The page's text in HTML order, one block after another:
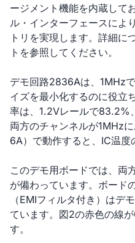
ージメント機能を内蔵して
ル・インターフェースによ
トリを実現します。詳細に
トを参照してください。
デモ回路2836Aは、1MHz
イズを最小化するのに役立
率は、1.2Vレールで83.2%
両方のチャンネルが1MHz
6A）で動作すると、IC温度
このデモ用ボードでは、両
が備わっています。ボード
（EMIフィルタ付き）はデ
ています。図2の赤色の線
す。